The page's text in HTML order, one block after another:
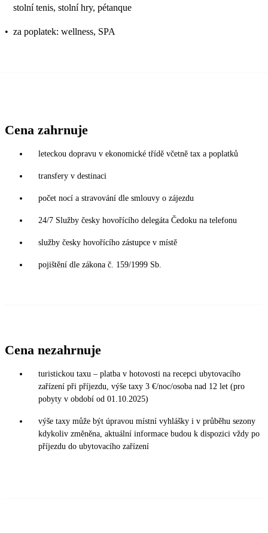
stolní tenis, stolní hry, pétanque
• za poplatek: wellness, SPA
Cena zahrnuje
leteckou dopravu v ekonomické třídě včetně tax a poplatků
transfery v destinaci
počet nocí a stravování dle smlouvy o zájezdu
24/7 Služby česky hovořícího delegáta Čedoku na telefonu
služby česky hovořícího zástupce v místě
pojištění dle zákona č. 159/1999 Sb.
Cena nezahrnuje
turistickou taxu – platba v hotovosti na recepci ubytovacího
zařízení při příjezdu, výše taxy 3 €/noc/osoba nad 12 let (pro
pobyty v období od 01.10.2025)
výše taxy může být úpravou místní vyhlášky i v průběhu sezony
kdykoliv změněna, aktuální informace budou k dispozici vždy po
příjezdu do ubytovacího zařízení